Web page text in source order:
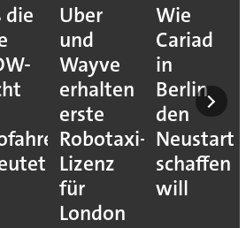
die
Uber
und
Wayve
erhalten
erste
Robotaxi-
Lizenz
für
London
Wie
Cariad
in
Berlin
den
Neustart
schaffen
will